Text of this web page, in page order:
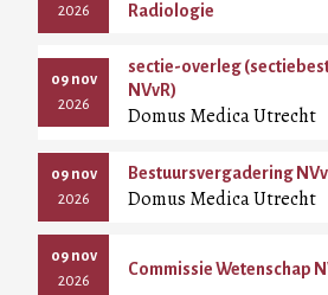
2026
Radiologie
09 nov
2026
sectie-overleg
NVvR)
Domus Medica Utrecht
09 nov
2026
Bestuursvergadering
Domus Medica Utrecht
09 nov
2026
Commissie Wetenschap